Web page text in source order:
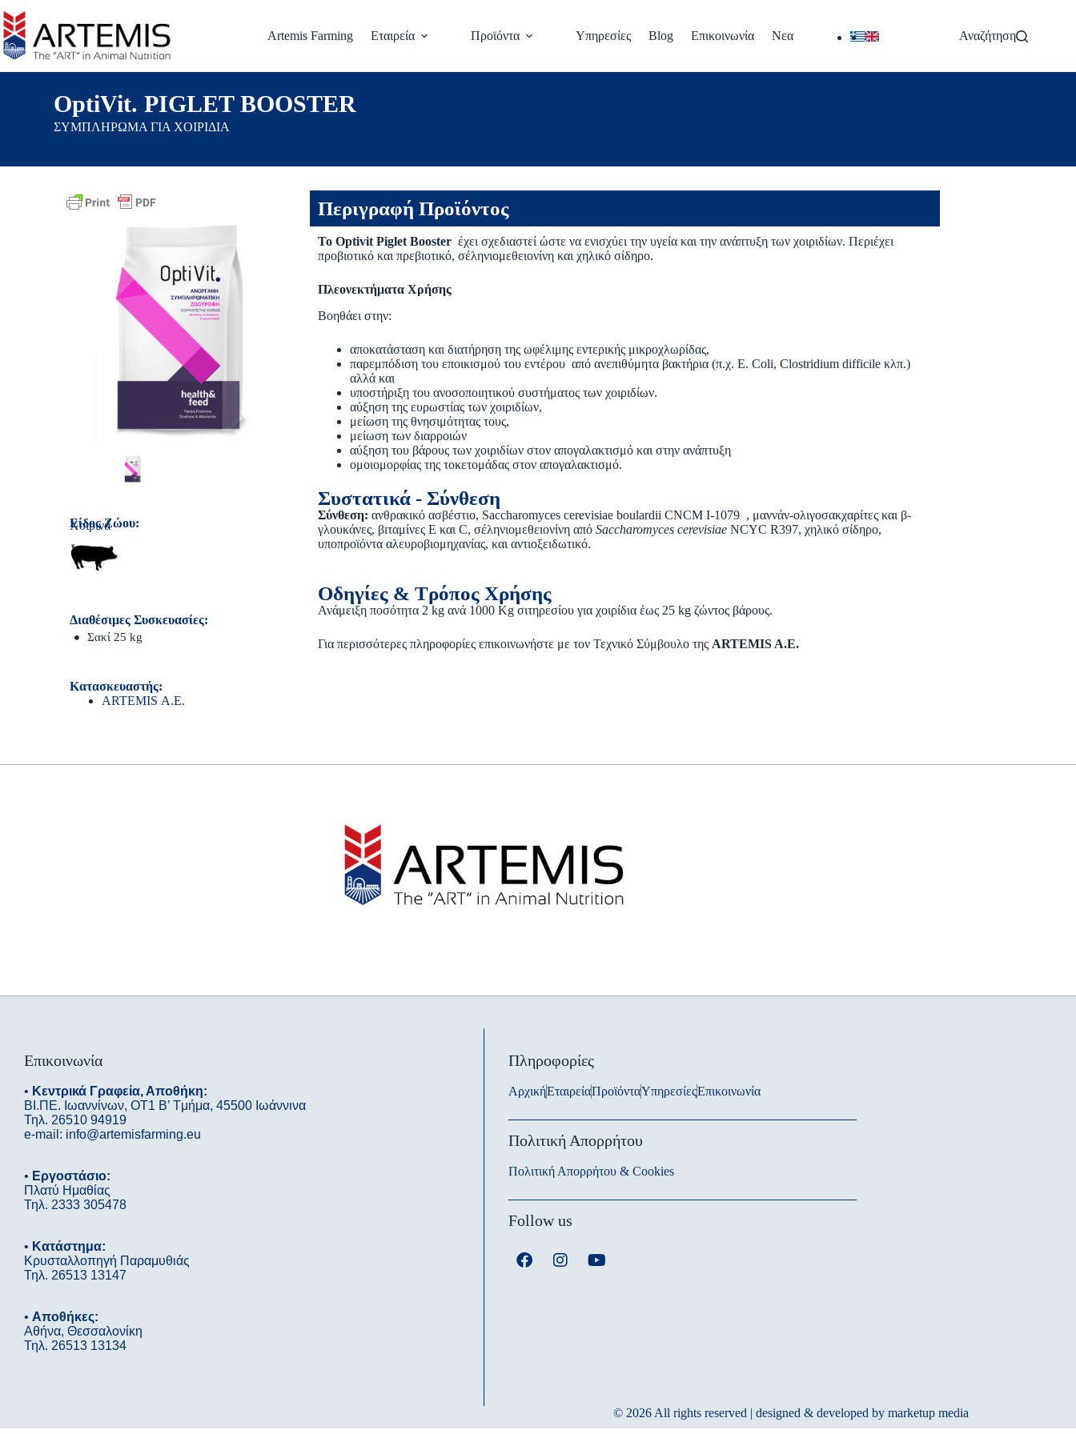
Artemis Farming Εταιρεία Προϊόντα Υπηρεσίες Blog Επικοινωνία Νεα Αναζήτηση
OptiVit. PIGLET BOOSTER
ΣΥΜΠΛΗΡΩΜΑ ΓΙΑ ΧΟΙΡΙΔΙΑ
Είδος Ζώου:
Χοιρινά
Διαθέσιμες Συσκευασίες:
Σακί 25 kg
Κατασκευαστής:
ARTEMIS Α.Ε.
Περιγραφή Προϊόντος
Το Optivit Piglet Booster έχει σχεδιαστεί ώστε να ενισχύει την υγεία και την ανάπτυξη των χοιριδίων. Περιέχει
προβιοτικό και πρεβιοτικό, σέληνιομεθειονίνη και χηλικό σίδηρο.
Πλεονεκτήματα Χρήσης
Βοηθάει στην:
αποκατάσταση και διατήρηση της ωφέλιμης εντερικής μικροχλωρίδας,
παρεμπόδιση του εποικισμού του εντέρου από ανεπιθύμητα βακτήρια (π.χ. E. Coli, Clostridium difficile κλπ.)
αλλά και
υποστήριξη του ανοσοποιητικού συστήματος των χοιριδίων.
αύξηση της ευρωστίας των χοιριδίων,
μείωση της θνησιμότητας τους,
μείωση των διαρροιών
αύξηση του βάρους των χοιριδίων στον απογαλακτισμό και στην ανάπτυξη
ομοιομορφίας της τοκετομάδας στον απογαλακτισμό.
Συστατικά - Σύνθεση
Σύνθεση:ανθρακικό ασβέστιο, Saccharomyces cerevisiae boulardii CNCM I-1079 , μαννάν-ολιγοσακχαρίτες και β-
γλουκάνες, βιταμίνες Ε και C, σέληνιομεθειονίνη απόSaccharomyces cerevisiae NCYC R397, χηλικό σίδηρο,
υποπροϊόντα αλευροβιομηχανίας, και αντιοξειδωτικό.
Οδηγίες & Τρόπος Χρήσης
Ανάμειξη ποσότητα 2 kg ανά 1000 Kg σιτηρεσίου για χοιρίδια έως 25 kg ζώντος βάρους.
Για περισσότερες πληροφορίες επικοινωνήστε με τον Τεχνικό Σύμβουλο της ARTEMIS A.E.
Επικοινωνία
• Κεντρικά Γραφεία, Αποθήκη:
ΒΙ.ΠΕ. Ιωαννίνων, OΤ1 B’ Tμήμα, 45500 Ιωάννινα
Τηλ. 26510 94919
e-mail: info@artemisfarming.eu
• Εργοστάσιο:
Πλατύ Ημαθίας
Τηλ. 2333 305478
• Κατάστημα:
Κρυσταλλοπηγή Παραμυθιάς
Τηλ. 26513 13147
•Αποθήκες:
Αθήνα, Θεσσαλονίκη
Τηλ. 26513 13134
Πληροφορίες
ΑρχικήΕταιρείαΠροϊόνταΥπηρεσίεςΕπικοινωνία
Πολιτική Απορρήτου
Πολιτική Απορρήτου & Cookies
Follow us
© 2026 All rights reserved | designed & developed by marketup media